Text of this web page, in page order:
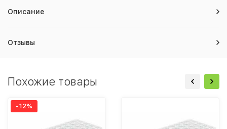
Описание
Отзывы
Похожие товары
-12%